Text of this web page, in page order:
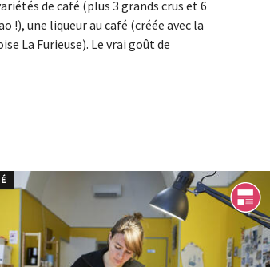
de café (plus 3 grands crus et 6
!), une liqueur au café (créée avec la
La Furieuse). Le vrai goût de